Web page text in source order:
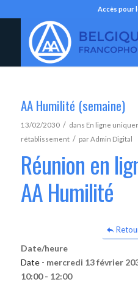
Accès pour
AA Humilité (semaine)
13/02/2030 / dans En ligne
rétablissement / parAdmin Digital
Réunion en
AA Humilité
Date/heure
Date - mercredi 13 février
10:00 - 12:00